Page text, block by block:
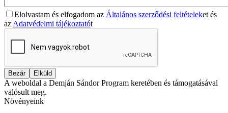
Elolvastam és elfogadom az Általános szerződési feltételeket és
az Adatvédelmi tájékoztatót
Bezár Elküld
A weboldal a Demján Sándor Program keretében és támogatásával
valósult meg.
Növényeink